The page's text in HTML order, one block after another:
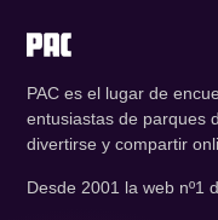
PAC es el lugar de
entusiastas de parques
divertirse y compartir
Desde 2001 la web nº1